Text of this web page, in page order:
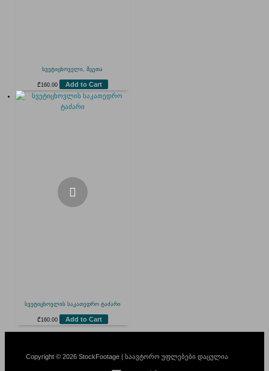
სვეტიცხოველი, მცეთა
₾160.00 Add to Cart
სვეტიცხოვლის საკათედრო ტაძარი
₾160.00 Add to Cart
Copyright © 2026 StockFootage | საავტორო უფლებები დაცულია